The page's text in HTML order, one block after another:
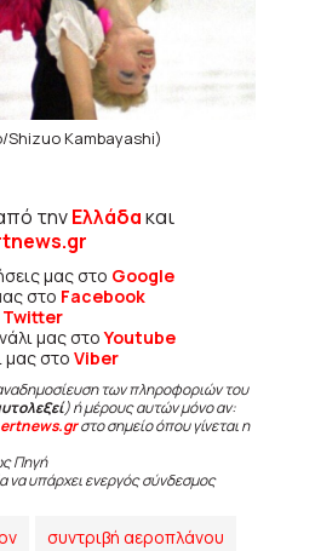
Shizuo Kambayashi)
τηνΕλλάδακαι
μας στο Google
στο Facebook
Twitter
μας στοYoutube
μας στο Viber
των πληροφοριών του
) ή μέρους αυτών μόνο αν:
ertnews.grστο σημείο όπου γίνεται η
Πηγή
να υπάρχει ενεργός σύνδεσμος
συντριβή αεροπλάνου